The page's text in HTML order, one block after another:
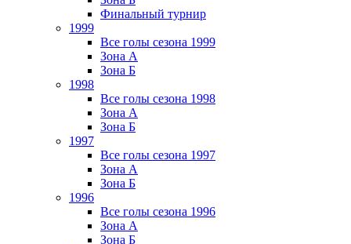
Финальный турнир
1999
Все голы сезона 1999
Зона А
Зона Б
1998
Все голы сезона 1998
Зона А
Зона Б
1997
Все голы сезона 1997
Зона А
Зона Б
1996
Все голы сезона 1996
Зона А
Зона Б